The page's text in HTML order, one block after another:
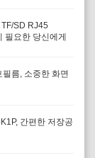
SD RJ45
필요한 당신에게
름, 소중한 화면
간편한 저장공